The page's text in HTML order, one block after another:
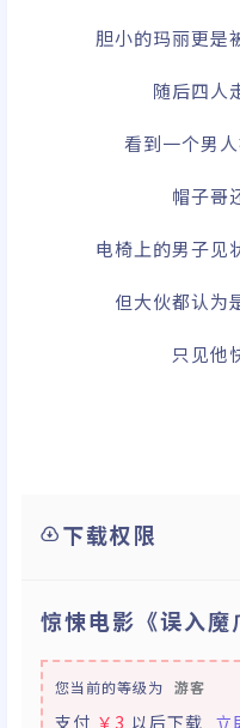
胆小的玛丽更是
随后四人
看到一个男
帽子哥
电椅上的男子见
但大伙都认为
只见他
下载权限
惊悚电影《误入
您当前的等级为 游客
支付 ￥3 以后下载 立